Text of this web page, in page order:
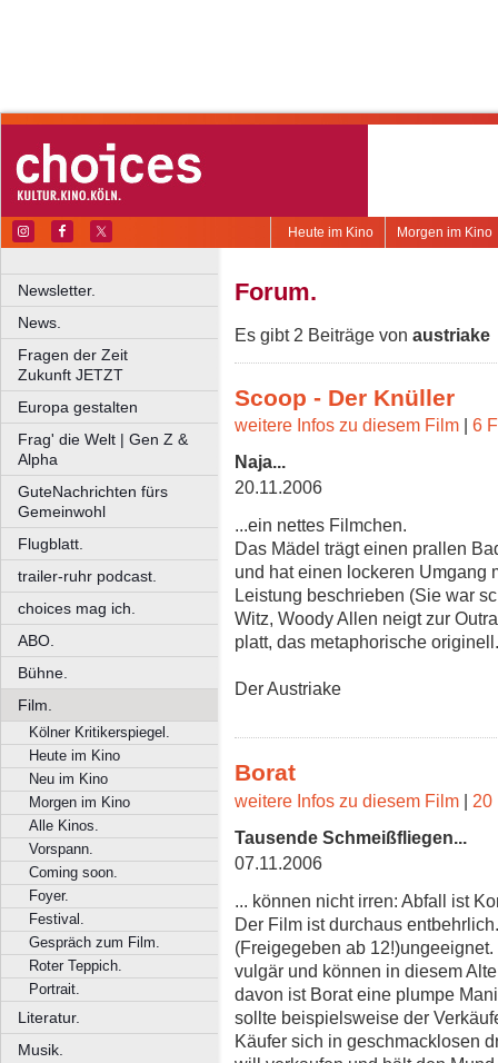
Morgen im Kino
Heute im Kino
Newsletter.
News.
Fragen der Zeit
Zukunft JETZT
Europa gestalten
Frag' die Welt | Gen Z &
Alpha
GuteNachrichten fürs
Gemeinwohl
Flugblatt.
trailer-ruhr podcast.
choices mag ich.
ABO.
Bühne.
Film.
Kölner Kritikerspiegel.
Heute im Kino
Neu im Kino
Morgen im Kino
Alle Kinos.
Vorspann.
Coming soon.
Foyer.
Festival.
Gespräch zum Film.
Roter Teppich.
Portrait.
Literatur.
Musik.
Forum.
Es gibt 2 Beiträge von austriake
Scoop - Der Knüller
weitere Infos zu diesem Film | 6
Naja...
20.11.2006
...ein nettes Filmchen.
Das Mädel trägt einen prallen
und hat einen lockeren Umgang
Leistung beschrieben (Sie war
Witz, Woody Allen neigt zur
platt, das metaphorische
Der Austriake
Borat
weitere Infos zu diesem Film | 20
Tausende Schmeißfliegen...
07.11.2006
... können nicht irren: Abfall ist
Der Film ist durchaus
(Freigegeben ab
vulgär und können in diesem
davon ist Borat eine plumpe
sollte beispielsweise der
Käufer sich in geschmacklosen